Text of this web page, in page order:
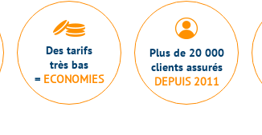
Des tarifs
très bas
= ECONOMIES
Plus de 20 000
clients assurés
DEPUIS 2011